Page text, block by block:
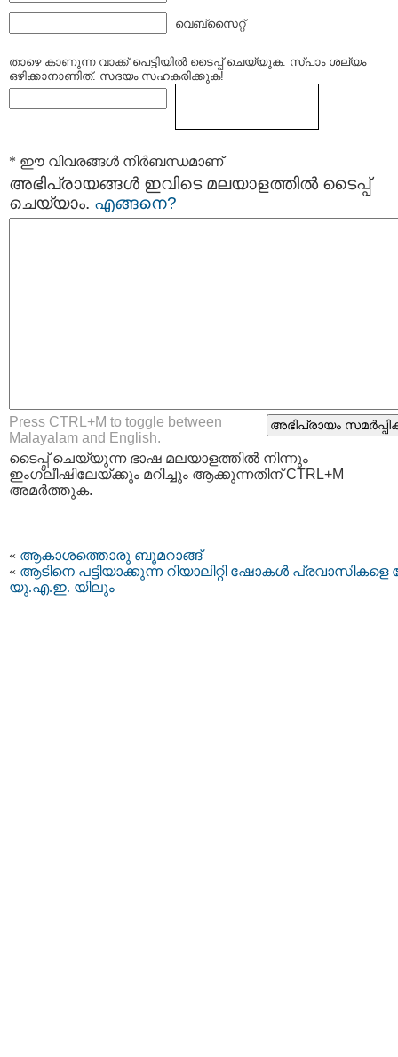
വെബ്സൈറ്റ്
താഴെ കാണുന്ന വാക്ക് പെട്ടിയില്‍ ടൈപ്പ്‌ ചെയ്യുക. സ്പാം ശല്യം
ഒഴിക്കാനാണിത്. സദയം സഹകരിക്കുക!
* ഈ വിവരങ്ങള്‍ നിര്‍ബന്ധമാണ്
അഭിപ്രായങ്ങള്‍ ഇവിടെ മലയാളത്തില്‍ ടൈപ്പ്
ചെയ്യാം. എങ്ങനെ?
Press CTRL+M to toggle between
Malayalam and English.
ടൈപ്പ്‌ ചെയ്യുന്ന ഭാഷ മലയാളത്തില്‍ നിന്നും
ഇംഗ്ലീഷിലേയ്ക്കും മറിച്ചും ആക്കുന്നതിന് CTRL+M
അമര്‍ത്തുക.
« ആകാശത്തൊരു ബൂമറാങ്ങ്
« ആടിനെ പട്ടിയാക്കുന്ന റിയാലിറ്റി ഷോകള്‍ പ്രവാസികളെ
യു.എ.ഇ. യിലും